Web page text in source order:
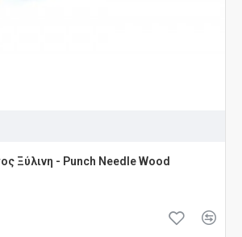
Ξύλινη - Punch Needle Wood